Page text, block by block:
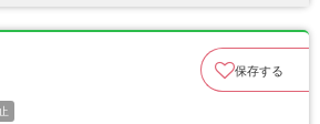
保存する